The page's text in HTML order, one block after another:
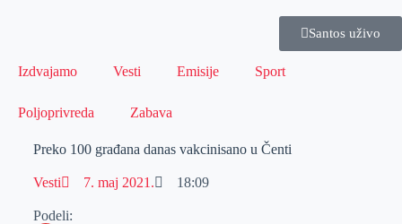
Santos uživo
Izdvajamo Vesti Emisije Sport
Poljoprivreda Zabava
Preko 100 građana danas vakcinisano u Čenti
Vesti 7. maj 2021. 18:09
Podeli: